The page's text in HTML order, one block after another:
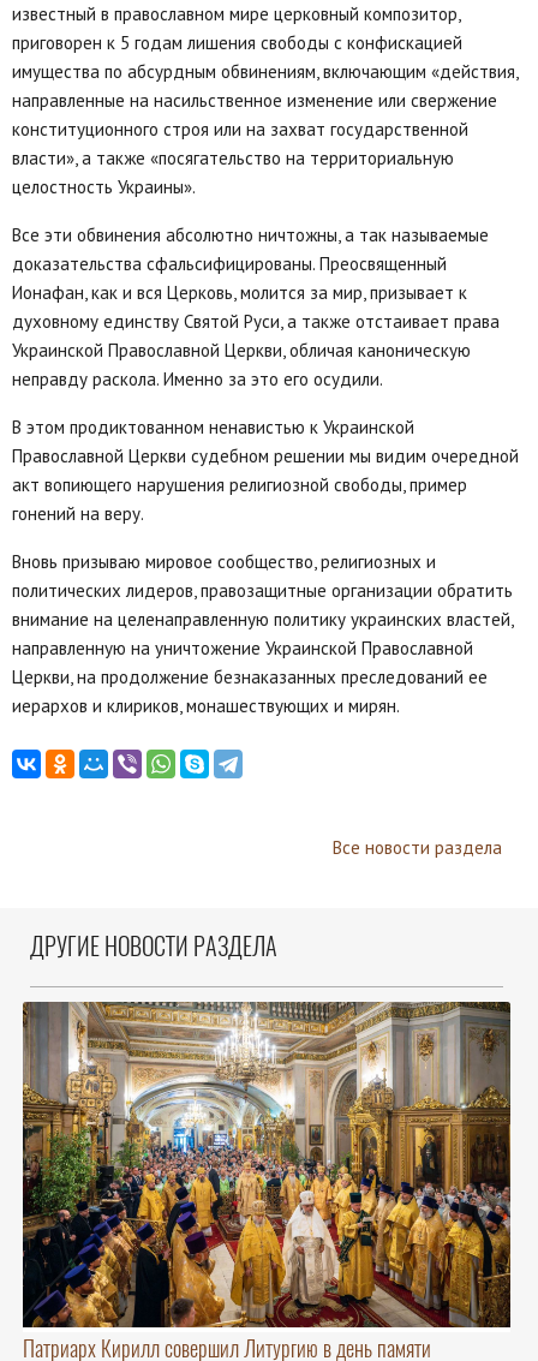
известный в православном мире церковный композитор,
приговорен к 5 годам лишения свободы с конфискацией
имущества по абсурдным обвинениям, включающим «действия,
направленные на насильственное изменение или свержение
конституционного строя или на захват государственной
власти», а также «посягательство на территориальную
целостность Украины».
Все эти обвинения абсолютно ничтожны, а так называемые
доказательства сфальсифицированы. Преосвященный
Ионафан, как и вся Церковь, молится за мир, призывает к
духовному единству Святой Руси, а также отстаивает права
Украинской Православной Церкви, обличая каноническую
неправду раскола. Именно за это его осудили.
В этом продиктованном ненавистью к Украинской
Православной Церкви судебном решении мы видим очередной
акт вопиющего нарушения религиозной свободы, пример
гонений на веру.
Вновь призываю мировое сообщество, религиозных и
политических лидеров, правозащитные организации обратить
внимание на целенаправленную политику украинских властей,
направленную на уничтожение Украинской Православной
Церкви, на продолжение безнаказанных преследований ее
иерархов и клириков, монашествующих и мирян.
Все новости раздела
ДРУГИЕ НОВОСТИ РАЗДЕЛА
Патриарх Кирилл совершил Литургию в день памяти